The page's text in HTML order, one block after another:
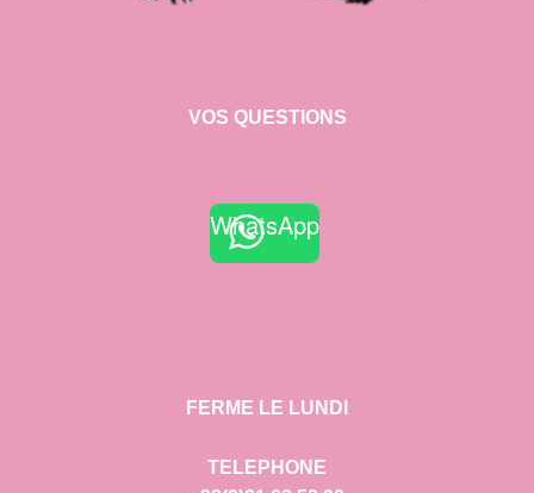
VOS QUESTIONS
WhatsApp
FERME LE LUNDI
TELEPHONE